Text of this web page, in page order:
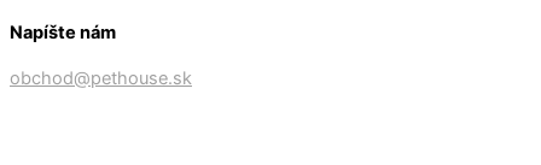
Napíšte nám
obchod@pethouse.sk